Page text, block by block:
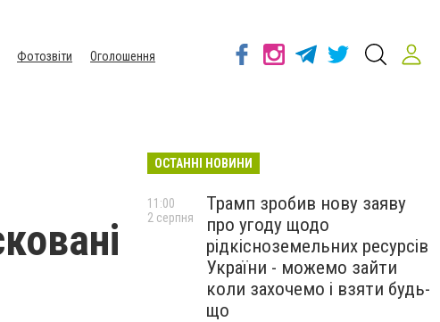
Фотозвіти
Оголошення
ОСТАННІ НОВИНИ
Трамп зробив нову заяву
про угоду щодо
рідкісноземельних ресурсів
України - можемо зайти
коли захочемо і взяти будь-
що
11:00
2 серпня